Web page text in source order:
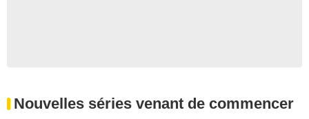
Nouvelles séries venant de commencer